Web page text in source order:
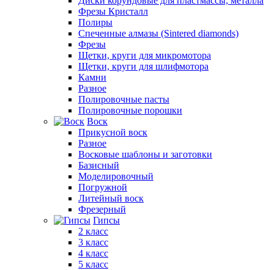
Фрезы Кристалл
Полиры
Спеченные алмазы (Sintered diamonds)
Фрезы
Щетки, круги для микромотора
Щетки, круги для шлифмотора
Камни
Разное
Полировочные пасты
Полировочные порошки
Воск
Прикусной воск
Разное
Восковые шаблоны и заготовки
Базисный
Моделировочный
Погружной
Литейный воск
Фрезерный
Гипсы
2 класс
3 класс
4 класс
5 класс